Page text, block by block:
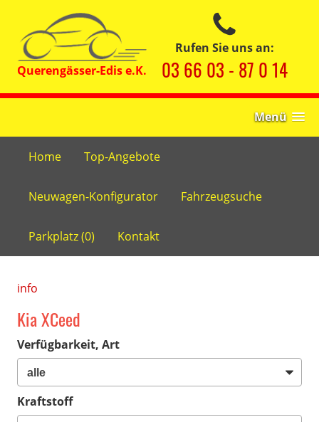
Rufen Sie uns an:
03 66 03 - 87 0 14
Menü
Home Top-Angebote
Neuwagen-Konfigurator Fahrzeugsuche
Parkplatz (0) Kontakt
info
Kia XCeed
Verfügbarkeit, Art
Kraftstoff